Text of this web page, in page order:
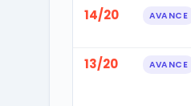
14/20 AVANCE
13/20 AVANCE